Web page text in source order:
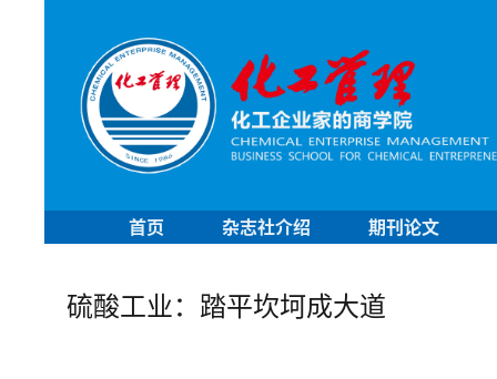
首页 杂志社介绍 期刊论文
硫酸工业：踏平坎坷成大道